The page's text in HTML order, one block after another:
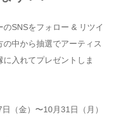
SNSをフォロー & リツイ
中から抽選でアーティス
に入れてプレゼントしま
（金）〜10月31日（月）